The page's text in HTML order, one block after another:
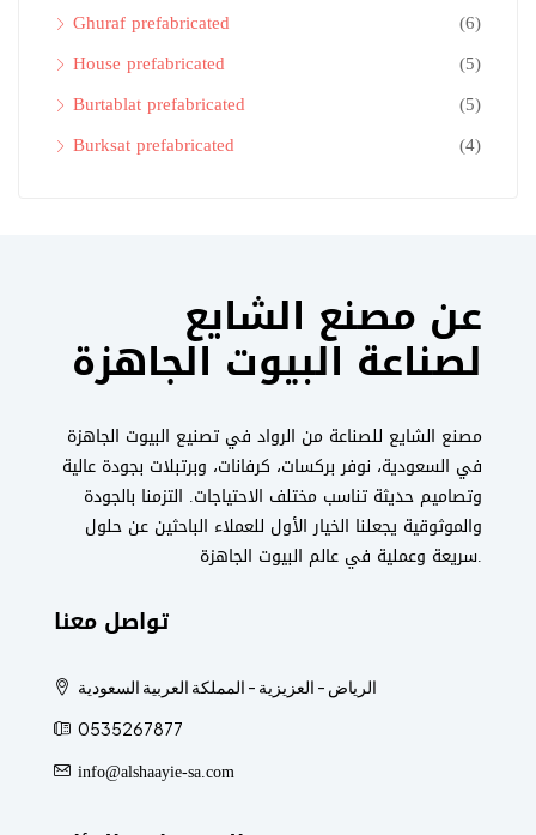
Ghuraf prefabricated
(6)
House prefabricated
(5)
Burtablat prefabricated
(5)
Burksat prefabricated
(4)
عن مصنع الشايع
لصناعة البيوت الجاهزة
مصنع الشايع للصناعة من الرواد في تصنيع البيوت الجاهزة
في السعودية، نوفر بركسات، كرفانات، وبرتبلات بجودة عالية
وتصاميم حديثة تناسب مختلف الاحتياجات. التزمنا بالجودة
والموثوقية يجعلنا الخيار الأول للعملاء الباحثين عن حلول
سريعة وعملية في عالم البيوت الجاهزة.
تواصل معنا
الرياض - العزيزية - المملكة العربية السعودية
0535267877
info@alshaayie-sa.com